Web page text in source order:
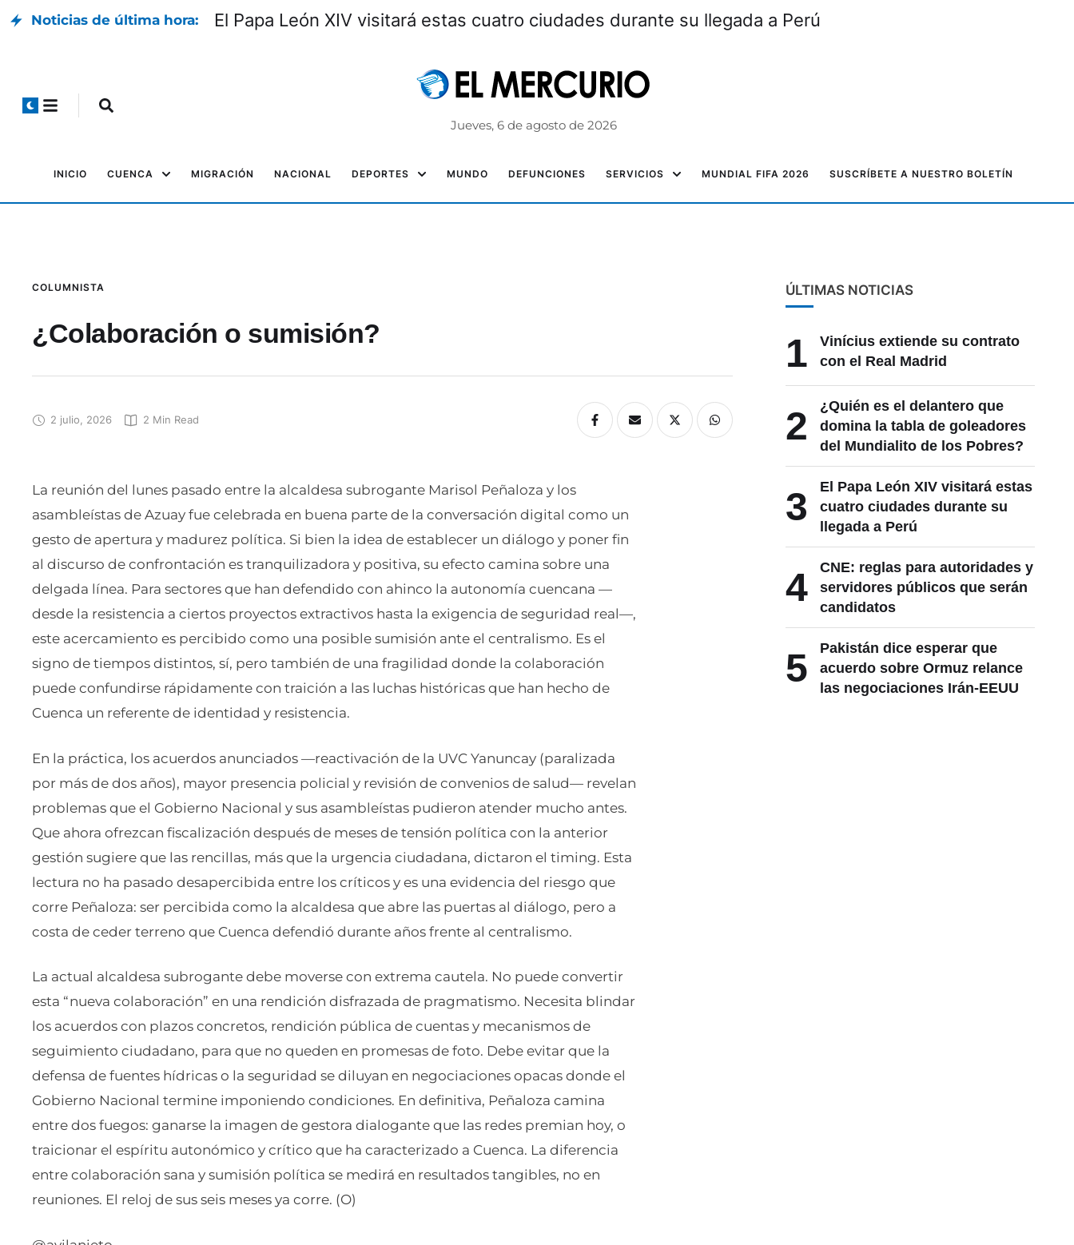
Noticias de última hora: El Papa León XIV visitará estas cuatro ciudades durante su llegada a Perú
Jueves, 6 de agosto de 2026
INICIO CUENCA MIGRACIÓN NACIONAL DEPORTES MUNDO DEFUNCIONES SERVICIOS MUNDIAL FIFA 2026 SUSCRÍBETE A NUESTRO BOLETÍN
COLUMNISTA
¿Colaboración o sumisión?
2 julio, 2026 2 Min Read
La reunión del lunes pasado entre la alcaldesa subrogante Marisol Peñaloza y los
asambleístas de Azuay fue celebrada en buena parte de la conversación digital como un
gesto de apertura y madurez política. Si bien la idea de establecer un diálogo y poner fin
al discurso de confrontación es tranquilizadora y positiva, su efecto camina sobre una
delgada línea. Para sectores que han defendido con ahinco la autonomía cuencana —
desde la resistencia a ciertos proyectos extractivos hasta la exigencia de seguridad real—,
este acercamiento es percibido como una posible sumisión ante el centralismo. Es el
signo de tiempos distintos, sí, pero también de una fragilidad donde la colaboración
puede confundirse rápidamente con traición a las luchas históricas que han hecho de
Cuenca un referente de identidad y resistencia.
En la práctica, los acuerdos anunciados —reactivación de la UVC Yanuncay (paralizada
por más de dos años), mayor presencia policial y revisión de convenios de salud— revelan
problemas que el Gobierno Nacional y sus asambleístas pudieron atender mucho antes.
Que ahora ofrezcan fiscalización después de meses de tensión política con la anterior
gestión sugiere que las rencillas, más que la urgencia ciudadana, dictaron el timing. Esta
lectura no ha pasado desapercibida entre los críticos y es una evidencia del riesgo que
corre Peñaloza: ser percibida como la alcaldesa que abre las puertas al diálogo, pero a
costa de ceder terreno que Cuenca defendió durante años frente al centralismo.
La actual alcaldesa subrogante debe moverse con extrema cautela. No puede convertir
esta “nueva colaboración” en una rendición disfrazada de pragmatismo. Necesita blindar
los acuerdos con plazos concretos, rendición pública de cuentas y mecanismos de
seguimiento ciudadano, para que no queden en promesas de foto. Debe evitar que la
defensa de fuentes hídricas o la seguridad se diluyan en negociaciones opacas donde el
Gobierno Nacional termine imponiendo condiciones. En definitiva, Peñaloza camina
entre dos fuegos: ganarse la imagen de gestora dialogante que las redes premian hoy, o
traicionar el espíritu autonómico y crítico que ha caracterizado a Cuenca. La diferencia
entre colaboración sana y sumisión política se medirá en resultados tangibles, no en
reuniones. El reloj de sus seis meses ya corre. (O)
ÚLTIMAS NOTICIAS
1
Vinícius extiende su contrato
con el Real Madrid
2
¿Quién es el delantero que
domina la tabla de goleadores
del Mundialito de los Pobres?
3
El Papa León XIV visitará estas
cuatro ciudades durante su
llegada a Perú
4
CNE: reglas para autoridades y
servidores públicos que serán
candidatos
5
Pakistán dice esperar que
acuerdo sobre Ormuz relance
las negociaciones Irán-EEUU